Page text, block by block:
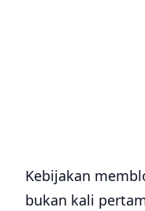
Kebijakan
bukan kali